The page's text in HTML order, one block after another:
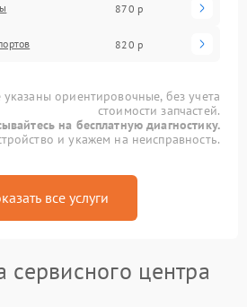
870 р
820 р
ориентировочные, без учета
стоимости запчастей.
на бесплатную диагностику.
и укажем на неисправность.
все услуги
центра